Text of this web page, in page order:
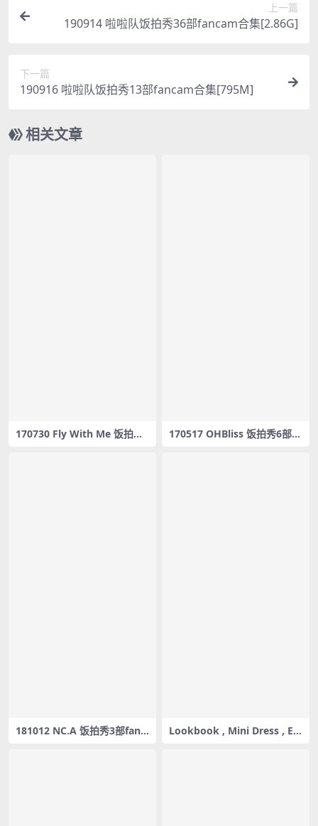
上一篇
190914 啦啦队饭拍秀36部fancam合集[2.86G]
下一篇
190916 啦啦队饭拍秀13部fancam合集[795M]
相关文章
170730 Fly With Me 饭拍秀4
170517 OHBliss 饭拍秀6部fa
181012 NC.A 饭拍秀3部fanc
Lookbook , Mini Dress , Ea